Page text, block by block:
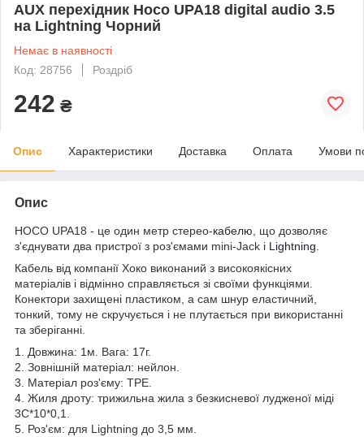
AUX перехідник Hoco UPA18 digital audio 3.5
на Lightning Чорний
Немає в наявності
Код: 28756
Роздріб
242 ₴
Опис Характеристики Доставка Оплата Умови
Опис
HOCO UPA18 - це один метр стерео-кабелю , що дозволяє
з'єднувати два пристрої з роз'ємами mini-Jack і Lightning
Кабель від компанії Хоко виконаний з високоякісних
матеріалів і відмінно справляється зі своїми функціями.
Конектори захищені пластиком, а сам шнур еластичний,
тонкий, тому не скручується і не плутається при використанні
та зберіганні.
1. Довжина: 1м. Вага: 17г.
2. Зовнішній матеріал: нейлон.
3. Матеріал роз'єму: TPE.
4. Жиля дроту: трижильна жила з безкисневої лудженої міді
3С*10*0,1.
5. Роз'єм: для Lightning до 3,5 мм.